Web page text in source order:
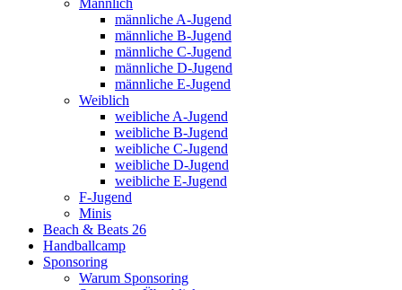
Männlich
männliche A-Jugend
männliche B-Jugend
männliche C-Jugend
männliche D-Jugend
männliche E-Jugend
Weiblich
weibliche A-Jugend
weibliche B-Jugend
weibliche C-Jugend
weibliche D-Jugend
weibliche E-Jugend
F-Jugend
Minis
Beach & Beats 26
Handballcamp
Sponsoring
Warum Sponsoring